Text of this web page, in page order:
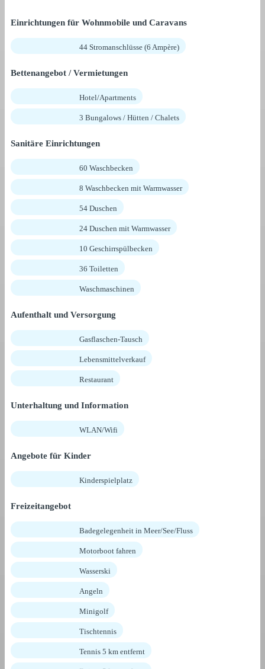
Einrichtungen für Wohnmobile und Caravans
44 Stromanschlüsse (6 Ampère)
Bettenangebot / Vermietungen
Hotel/Apartments
3 Bungalows / Hütten / Chalets
Sanitäre Einrichtungen
60 Waschbecken
8 Waschbecken mit Warmwasser
54 Duschen
24 Duschen mit Warmwasser
10 Geschirrspülbecken
36 Toiletten
Waschmaschinen
Aufenthalt und Versorgung
Gasflaschen-Tausch
Lebensmittelverkauf
Restaurant
Unterhaltung und Information
WLAN/Wifi
Angebote für Kinder
Kinderspielplatz
Freizeitangebot
Badegelegenheit in Meer/See/Fluss
Motorboot fahren
Wasserski
Angeln
Minigolf
Tischtennis
Tennis 5 km entfernt